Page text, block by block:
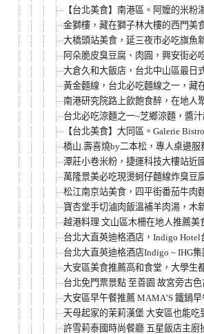
【台北美食】南港區。阿嬤的米
金獅樓，藏在獅子林大樓的西門美
大橋頭站美食，延三夜市必吃旗魚
阿朵脆皮臭豆腐、肉圓，興安街必
大倉久和大飯店，台北中山區最日
黃金麵線，台北必吃麵線之一，藏
南港研究院路上飲飽食醉，在地人
台北必吃涼麵之一~芝鄉涼麵，醬
【台北美食】大同區。Galerie
橋山.壽喜燒by二本松，專人桌邊服
潭莊小卷米粉，捷運科技大樓站近
萬隆景美必吃現燙蚵仔麵線炸臭豆
松江南京站美食，四平街番茄牛肉
寶杏堂手切滷肉飯溫補羊肉湯，木
越港料理 文山區木柵在地人推薦美
台北大直英迪格酒店，Indigo
台北大直英迪格酒店Indigo ~ IHG
大安區美食推薦高和食堂，大學生
台北免門票景點 至善園 故宮旁古色
大安區早午餐推薦 MAMA’S 鐵鍋
天母起家的茉莉漢堡 大安區也能吃
許雪莉泰國時尚餐廳 五星飯店主